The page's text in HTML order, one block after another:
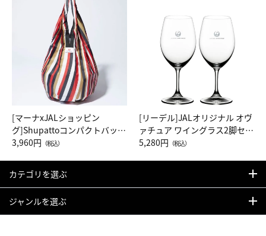
[マーナxJALショッピン
グ]Shupattoコンパクトバッグ
Drop JAL客室乗務員（LC）ス
3,960円 （税込）
[リーデル]JALオリジナル オヴ
ァチュア ワイングラス2脚セッ
ト（レッドワイン）
5,280円 （税込）
カテゴリを選ぶ
ジャンルを選ぶ